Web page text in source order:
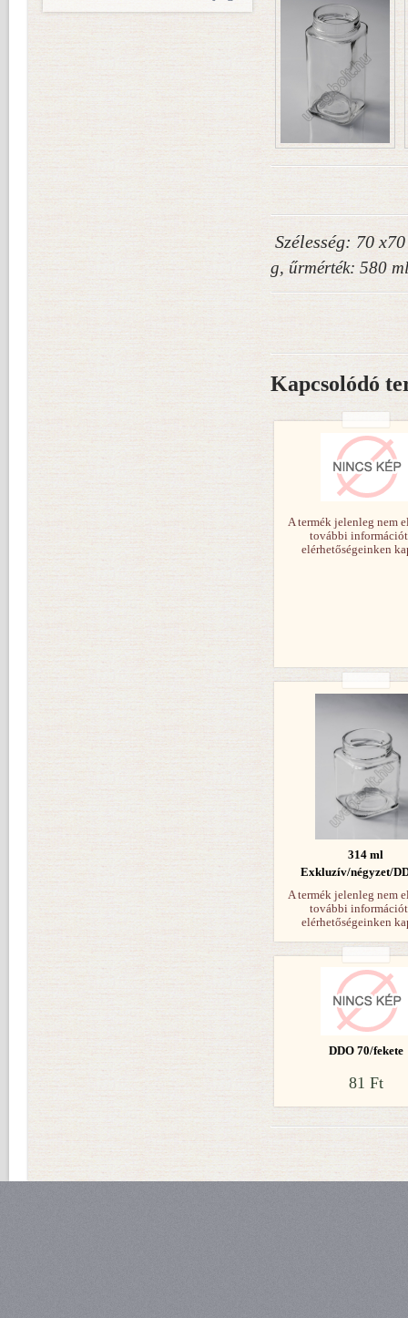
Szélesség: 70
g, űrmérték: 580
Kapcsolódó
A termék jelenleg nem
további
elérhetőségeinken
314 ml
Exkluzív/négyzet/
A termék jelenleg nem
további
elérhetőségeinken
DDO 70/fekete
81 Ft